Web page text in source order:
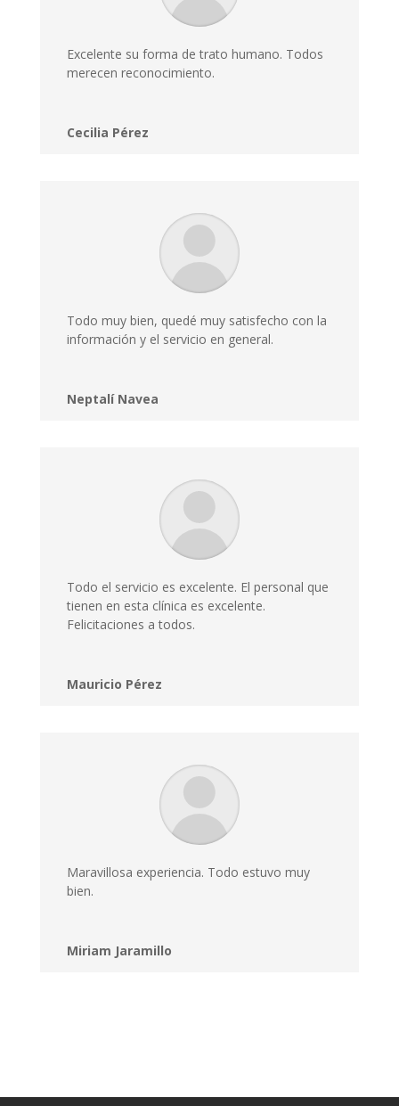
Excelente su forma de trato humano. Todos
merecen reconocimiento.
Cecilia Pérez
Todo muy bien, quedé muy satisfecho con la
información y el servicio en general.
Neptalí Navea
Todo el servicio es excelente. El personal que
tienen en esta clínica es excelente.
Felicitaciones a todos.
Mauricio Pérez
Maravillosa experiencia. Todo estuvo muy
bien.
Miriam Jaramillo